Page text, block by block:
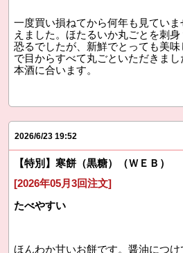
一度買い損ねてから何年も見てい
えました。ほたるいか丸ごとを刺
恐るでしたが、新鮮でとっても美
で目からすべて丸ごといただきま
本酒に合います。
2026/6/23 19:52
【特別】寒餅（黒糖）（ＷＥＢ）
[2026年05月3回注文]
たべやすい
ほんわか甘いお餅です。醤油につ